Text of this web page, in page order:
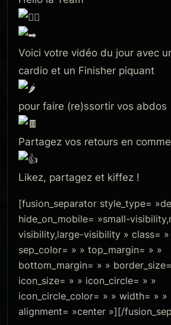
Voici votre vidéo du jour avec
cardio et un Finisher piquant
pour faire (re)ssortir vos abdos
Partagez vos retours en
Likez, partagez et kiffez !
[fusion_separator style_type=
hide_on_mobile= »small-
visibility,large-visibility » class=
sep_color= » » top_margin= » »
bottom_margin= » »
icon_size= » » icon_circle= » »
icon_circle_color= » » width= » »
alignment= »center »][/